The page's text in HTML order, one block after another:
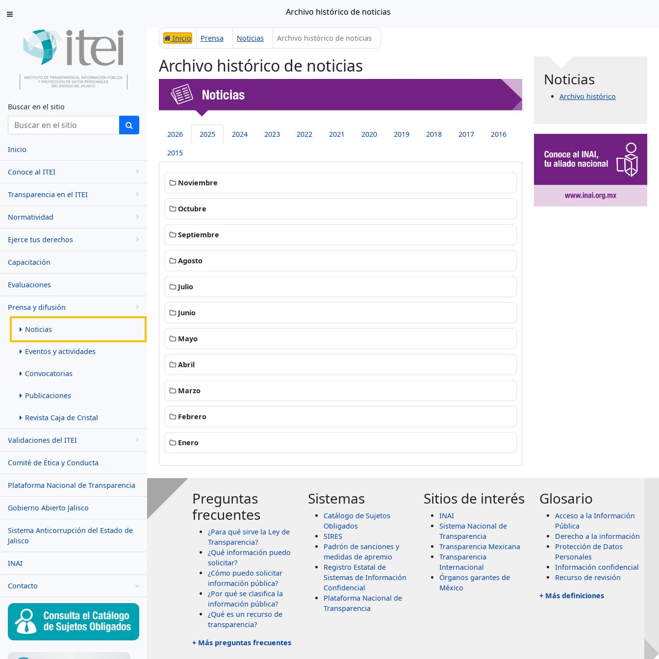
Archivo histórico de noticias
Saltar al contenido
Buscar en el sitio
Inicio
Conoce al ITEI
Transparencia en el ITEI
Normatividad
Ejerce tus derechos
Capacitación
Evaluaciones
Prensa y difusión
Noticias
Eventos y actividades
Convocatorias
Publicaciones
Revista Caja de Cristal
Validaciones del ITEI
Comité de Ética y Conducta
Plataforma Nacional de Transparencia
Gobierno Abierto Jalisco
Sistema Anticorrupción del Estado de
Jalisco
INAI
Contacto
Inicio Prensa Noticias Archivo histórico de noticias
Archivo histórico de noticias
2026 2025 2024 2023 2022 2021 2020 2019 2018 2017
2016
2015
Noviembre
Octubre
Septiembre
Agosto
Julio
Junio
Mayo
Abril
Marzo
Febrero
Enero
Noticias
Archivo histórico
Preguntas
frecuentes
¿Para qué sirve la Ley de
Transparencia?
¿Qué información puedo
solicitar?
¿Cómo puedo solicitar
información pública?
¿Por qué se clasifica la
información pública?
¿Qué es un recurso de
transparencia?
+ Más preguntas frecuentes
Sistemas
Catálogo de Sujetos
Obligados
SIRES
Padrón de sanciones y
medidas de apremio
Registro Estatal de
Sistemas de Información
Confidencial
Plataforma Nacional de
Transparencia
Sitios de interés
INAI
Sistema Nacional de
Transparencia
Transparencia Mexicana
Transparencia
Internacional
Órganos garantes de
México
Glosario
Acceso a la Información
Pública
Derecho a la información
Protección de Datos
Personales
Información confidencial
Recurso de revisión
+ Más definiciones